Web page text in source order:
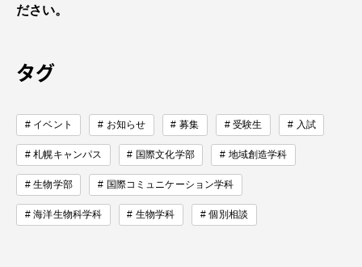
ださい。
タグ
イベント お知らせ 募集 受験生 入試
札幌キャンパス 国際文化学部 地域創造学科
生物学部 国際コミュニケーション学科
海洋生物科学科 生物学科 個別相談